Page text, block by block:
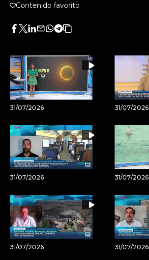
Contenido favorito
Facebook
Twitter
LinkedIn
Enviar
Whatsapp
Telegram
Copiar
artículo
31/07/2026 31/07/2026
31/07/2026 31/07/2026
31/07/2026 31/07/2026